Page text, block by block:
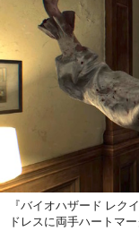
『バイオハザード レ
ドレスに両手ハートマ